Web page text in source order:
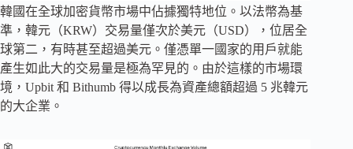
韓國在全球加密貨幣市場中佔據獨特地位。以法幣為基
準，韓元（KRW）交易量僅次於美元（USD），位居全
球第二，有時甚至超過美元。僅憑單一國家的用戶就能
產生如此大的交易量是極為罕見的。由於這樣的市場環
境，Upbit 和 Bithumb 得以成長為資產總額超過 5 兆韓元
的大企業。